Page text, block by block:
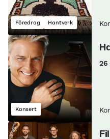
Föredrag Hantverk
Konsert
26